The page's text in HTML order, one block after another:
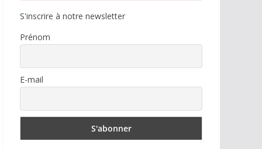
S'inscrire à notre newsletter
Prénom
E-mail